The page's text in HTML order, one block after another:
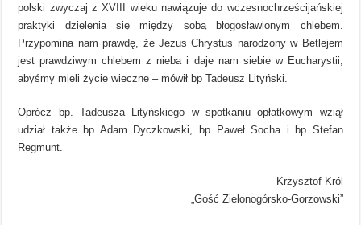
polski zwyczaj z XVIII wieku nawiązuje do wczesnochrześcijańskiej
praktyki dzielenia się między sobą błogosławionym chlebem.
Przypomina nam prawdę, że Jezus Chrystus narodzony w Betlejem
jest prawdziwym chlebem z nieba i daje nam siebie w Eucharystii,
abyśmy mieli życie wieczne – mówił bp Tadeusz Lityński.
Oprócz bp. Tadeusza Lityńskiego w spotkaniu opłatkowym wziął
udział także bp Adam Dyczkowski, bp Paweł Socha i bp Stefan
Regmunt.
Krzysztof Król
„Gość Zielonogórsko-Gorzowski”